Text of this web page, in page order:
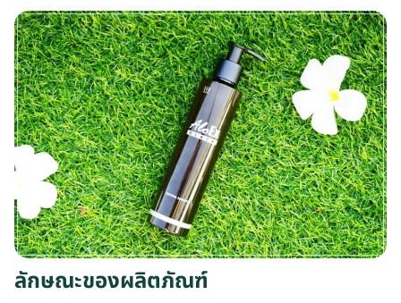
ลักษณะของผลิตภัณฑ์